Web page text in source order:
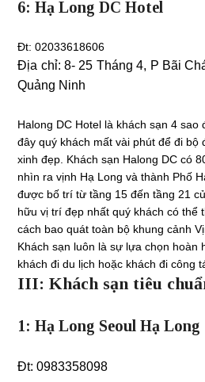
6: Hạ Long DC Hotel
Đt: 02033618606
Địa chỉ:8- 25 Tháng 4, P Bãi
Quảng Ninh
Halong DC Hotel là khách sạn 4 sao
đây quý khách mất vài phút để đi bộ
xinh đẹp. Khách sạn Halong DC có
nhìn ra vịnh Hạ Long và thành Phố
được bố trí từ tầng 15 đến tầng 21
hữu vị trí đẹp nhất quý khách có thể
cách bao quát toàn bộ khung cảnh
Khách sạn luôn là sự lựa chọn hoàn
khách đi du lịch hoặc khách đi công
III: Khách sạn tiêu
1: Hạ Long Seoul Hạ Long
Đt: 0983358098